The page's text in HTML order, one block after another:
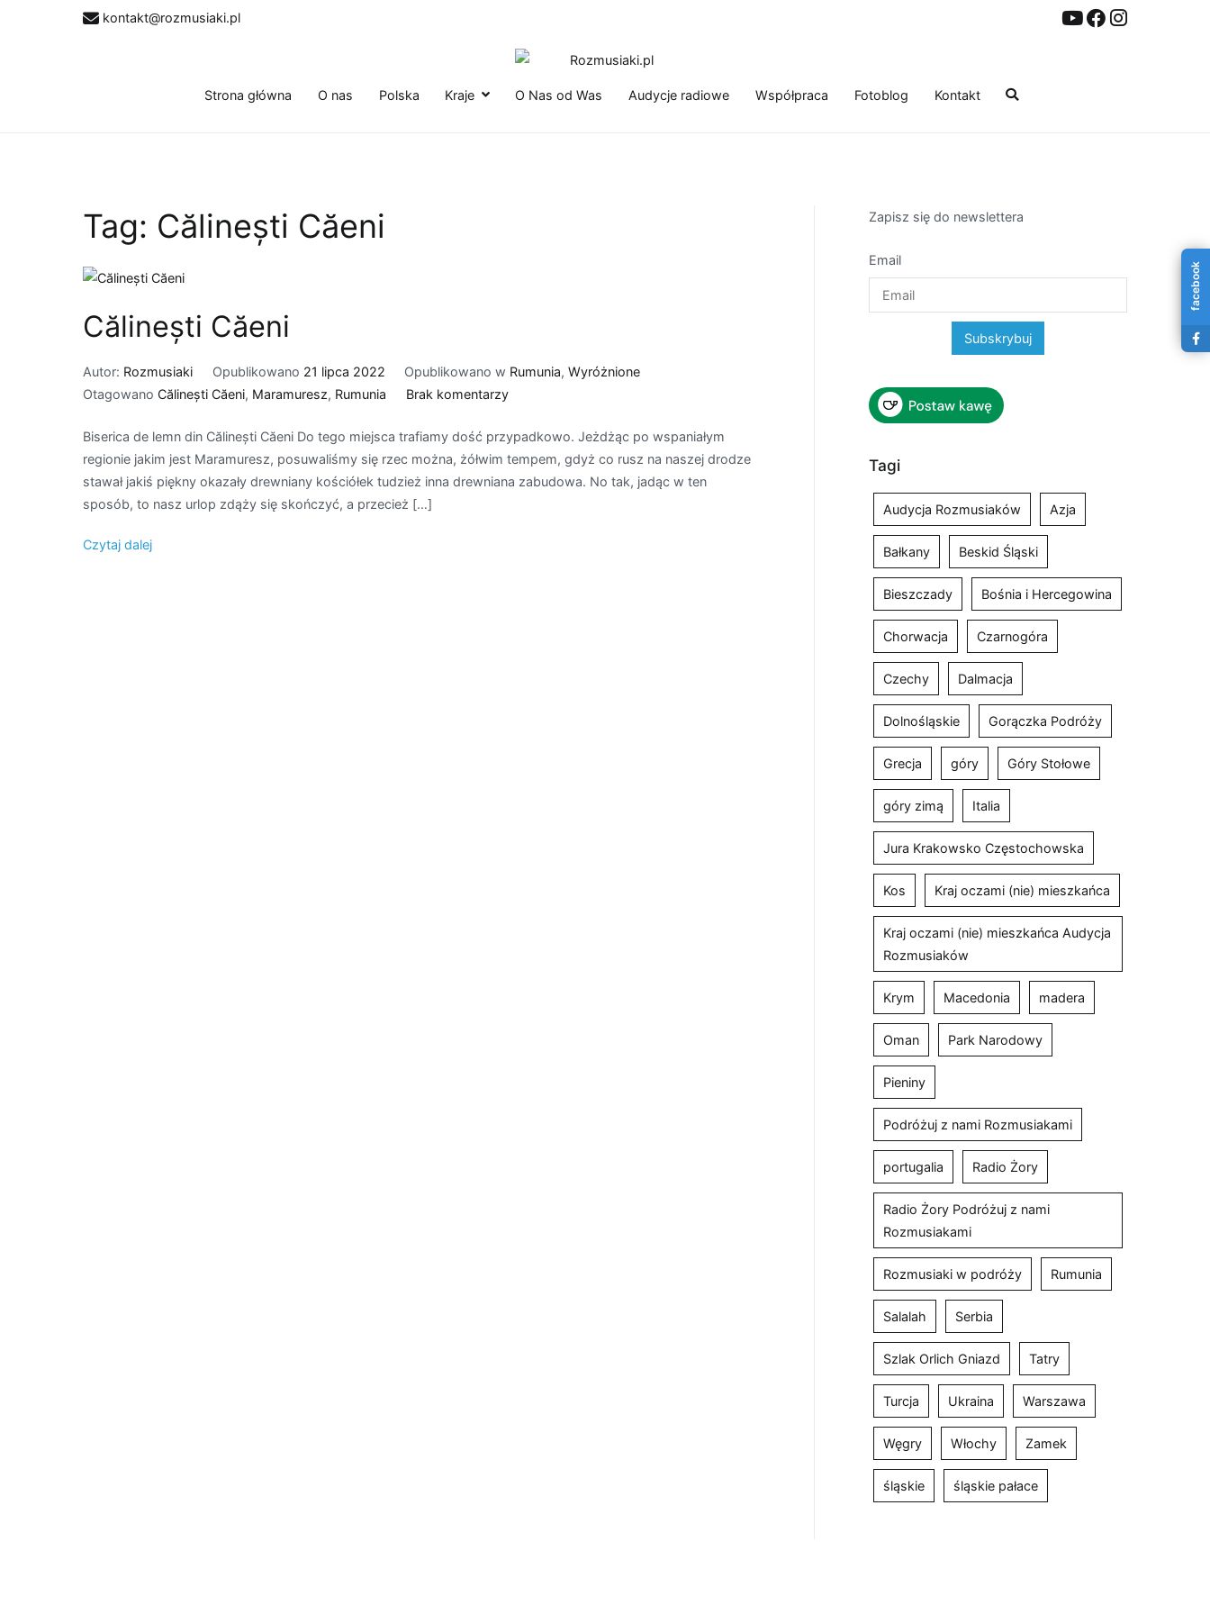
kontakt@rozmusiaki.pl
Strona główna
O nas Polska Kraje O Nas od Was Audycje radiowe Współpraca Fotoblog Kontakt
Tag: Călinești Căeni
Călinești Căeni
Autor: Rozmusiaki Opublikowano 21 lipca 2022 Opublikowano w Rumunia,Wyróżnione
Otagowano Călinești Căeni, Maramuresz, Rumunia Brak komentarzydo
Căeni
Biserica de lemn din Călinești Căeni Do tego miejsca trafiamy dość przypadkowo. Jeżdżąc po wspaniałym
regionie jakim jest Maramuresz, posuwaliśmy się rzec można, żółwim tempem, gdyż co rusz na naszej drodze
stawał jakiś piękny okazały drewniany kościółek tudzież inna drewniana zabudowa. No tak, jadąc w ten
sposób, to nasz urlop zdąży się skończyć, a przecież […]
Czytaj dalej
Zapisz się do newslettera
Email
Tagi
Audycja Rozmusiaków Azja
Bałkany Beskid Śląski
Bieszczady Bośnia i Hercegowina
Chorwacja Czarnogóra
Czechy Dalmacja
Dolnośląskie Gorączka Podróży
Grecja góry Góry Stołowe
góry zimą Italia
Jura Krakowsko Częstochowska
Kos Kraj oczami (nie) mieszkańca
Kraj oczami (nie) mieszkańca Audycja
Rozmusiaków
Krym Macedonia madera
Oman Park Narodowy
Pieniny
Podróżuj z nami Rozmusiakami
portugalia Radio Żory
Radio Żory Podróżuj z nami
Rozmusiakami
Rozmusiaki w podróży Rumunia
Salalah Serbia
Szlak Orlich Gniazd Tatry
Turcja Ukraina Warszawa
Węgry Włochy Zamek
śląskie śląskie pałace
facebook